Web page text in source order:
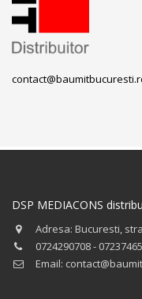
DSP MEDIACONS
Adresa: Bucuresti,
0724290708 -
Email: